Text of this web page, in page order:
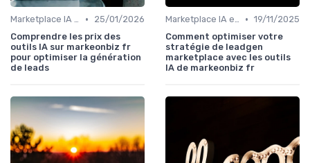
Marketplace IA et Automatisation •
25/01/2026
Comprendre les prix des
outils IA sur markeonbiz fr
pour optimiser la génération
de leads
Marketplace IA et Automatisation • 19/11/2025
Comment optimiser votre
stratégie de leadgen
marketplace avec les outils
IA de markeonbiz fr